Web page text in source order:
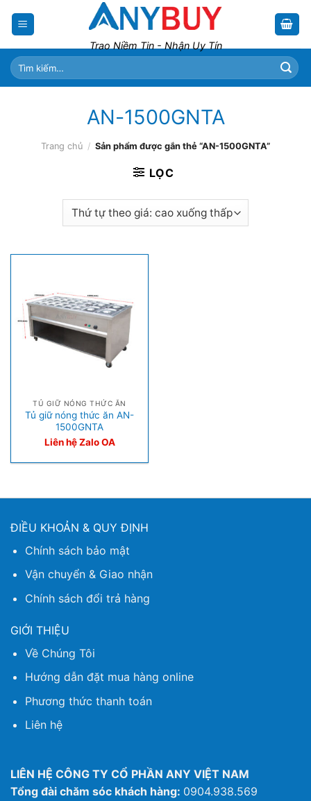
Trao Niềm Tin - Nhận Uy Tín
Tìm
kiếm:
AN-1500GNTA
Trang chủ / Sản phẩm được gắn thẻ “AN-1500GNTA”
LỌC
TỦ GIỮ NÓNG THỨC ĂN
Tủ giữ nóng thức ăn AN-
1500GNTA
Liên hệ Zalo OA
ĐIỀU KHOẢN & QUY ĐỊNH
Chính sách bảo mật
Vận chuyển & Giao nhận
Chính sách đổi trả hàng
GIỚI THIỆU
Về Chúng Tôi
Hướng dẫn đặt mua hàng online
Phương thức thanh toán
Liên hệ
LIÊN HỆ CÔNG TY CỔ PHẦN ANY VIỆT NAM
Tổng đài chăm sóc khách hàng: 0904.938.569